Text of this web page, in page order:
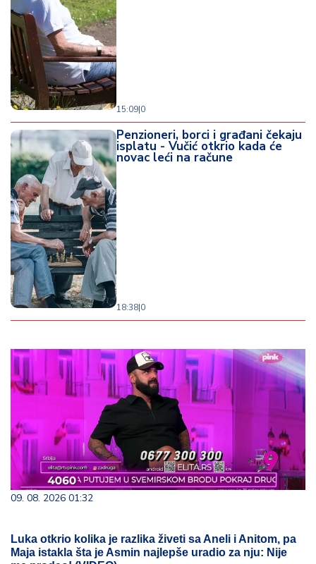
15:09|0
Penzioneri, borci i građani čekaju
isplatu - Vučić otkrio kada će
novac leći na račune
18:38|0
09. 08. 2026 01:32
Luka otkrio kolika je razlika živeti sa Aneli i Anitom, pa
Maja istakla šta je Asmin najlepše uradio za nju: Nije